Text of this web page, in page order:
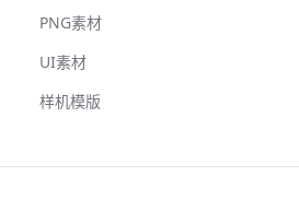
PNG素材
UI素材
样机模版